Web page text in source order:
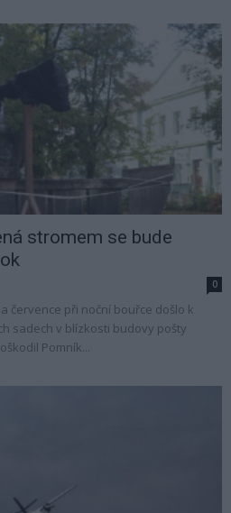
stromem se bude
0
července při noční bouřce došlo k
sadech v blízkosti budovy pošty
Pomník...